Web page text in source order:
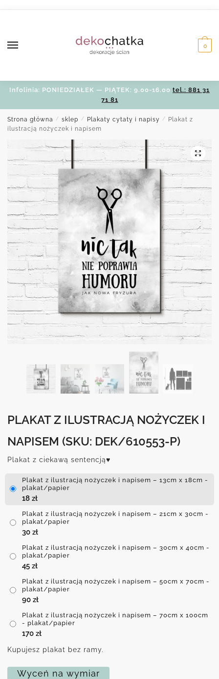
0
Infolinia: PONIEDZIAŁEK — PIĄTEK: 9.00-16.00 tel.: 881 31
71 81
Strona główna / sklep / Plakaty cytaty i napisy /
Plakat z
ilustracją nożyczek i napisem
PLAKAT Z ILUSTRACJĄ NOŻYCZEK I
NAPISEM (SKU: DEK/610553-P)
Plakat z ciekawą sentencją♥
Plakat z ilustracją nożyczek i napisem – 13cm x 18cm -
plakat/papier
18 zł
Plakat z ilustracją nożyczek i napisem – 21cm x 30cm -
plakat/papier
30 zł
Plakat z ilustracją nożyczek i napisem – 30cm x 40cm -
plakat/papier
45 zł
Plakat z ilustracją nożyczek i napisem – 50cm x 70cm -
plakat/papier
90 zł
Plakat z ilustracją nożyczek i napisem – 70cm x 100cm
- plakat/papier
170 zł
Kupujesz plakat bez ramy.
Wyceń na wymiar